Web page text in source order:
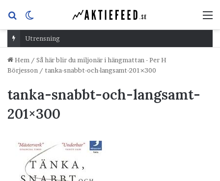
Sök
efterskin
Utrensning
Hem / Så här blir du miljonär i hängmattan - Per H
Börjesson / tanka-snabbt-och-langsamt-201×300
tanka-snabbt-och-langsamt-
201×300